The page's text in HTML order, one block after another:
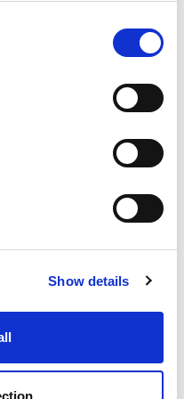
Show details
marts - 26. juni
september - 25.